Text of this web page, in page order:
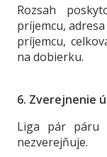
Rozsah
príjemcu,
príjemcu,
na dobierku.
6. Zverejnenie
Liga pár páru
nezverejňuje.